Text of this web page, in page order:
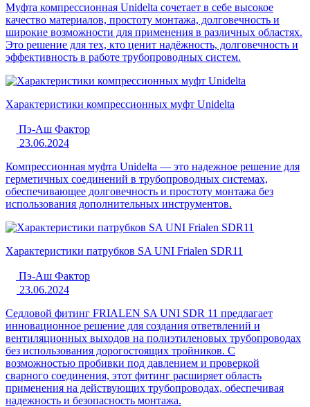
Муфта компрессионная Unidelta сочетает в себе высокое
качество материалов, простоту монтажа, долговечность и
широкие возможности для применения в различных областях.
Это решение для тех, кто ценит надёжность, долговечность и
эффективность в работе трубопроводных систем.
Характеристики компрессионных муфт Unidelta
Пэ-Аш Фактор
23.06.2024
Компрессионная муфта Unidelta — это надежное решение для
герметичных соединений в трубопроводных системах,
обеспечивающее долговечность и простоту монтажа без
использования дополнительных инструментов.
Характеристики патрубков SA UNI Frialen SDR11
Пэ-Аш Фактор
23.06.2024
Седловой фитинг FRIALEN SA UNI SDR 11 предлагает
инновационное решение для создания ответвлений и
вентиляционных выходов на полиэтиленовых трубопроводах
без использования дорогостоящих тройников. С
возможностью пробивки под давлением и проверкой
сварного соединения, этот фитинг расширяет область
применения на действующих трубопроводах, обеспечивая
надежность и безопасность монтажа.